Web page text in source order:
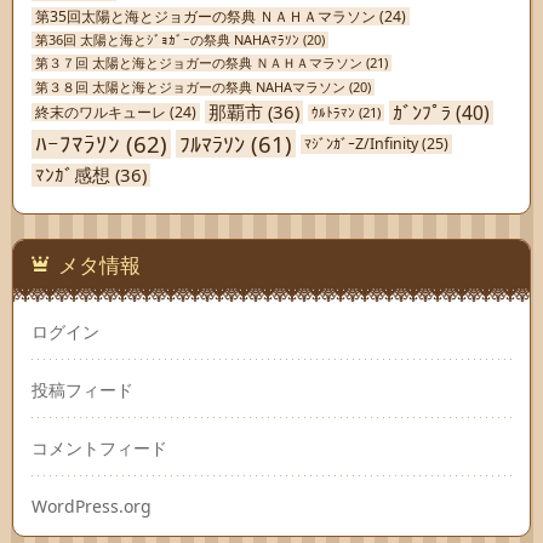
第35回太陽と海とジョガーの祭典 ＮＡＨＡマラソン (24)
第36回 太陽と海とｼﾞｮｶﾞｰの祭典 NAHAﾏﾗｿﾝ (20)
第３７回 太陽と海とジョガーの祭典 ＮＡＨＡマラソン (21)
第３８回 太陽と海とジョガーの祭典 NAHAマラソン (20)
終末のワルキューレ (24) 那覇市 (36) ｳﾙﾄﾗﾏﾝ (21) ｶﾞﾝﾌﾟﾗ (40)
ﾊｰﾌﾏﾗｿﾝ (62) ﾌﾙﾏﾗｿﾝ (61) ﾏｼﾞﾝｶﾞｰZ/Infinity(25)
ﾏﾝｶﾞ感想 (36)
メタ情報
ログイン
投稿フィード
コメントフィード
WordPress.org